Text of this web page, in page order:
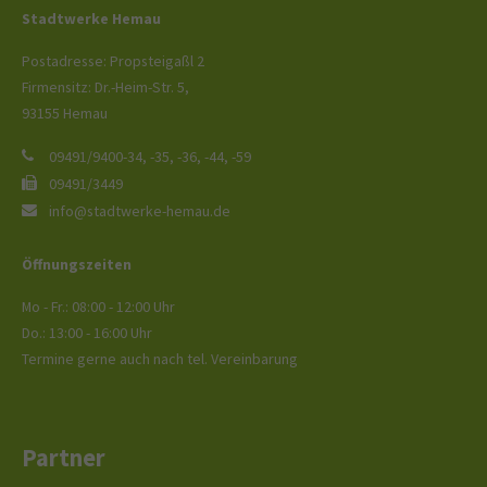
Stadtwerke Hemau
Postadresse: Propsteigaßl 2
Firmensitz: Dr.-Heim-Str. 5,
93155 Hemau
09491/9400-34, -35, -36, -44, -59
09491/3449
info@stadtwerke-hemau.de
Öffnungszeiten
Mo - Fr.: 08:00 - 12:00 Uhr
Do.: 13:00 - 16:00 Uhr
Termine gerne auch nach tel. Vereinbarung
Partner